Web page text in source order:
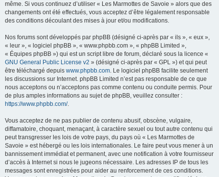
même. Si vous continuez d’utiliser « Les Marmottes de Savoie » alors que des
changements ont été effectués, vous acceptez d’être légalement responsable
des conditions découlant des mises à jour et/ou modifications.
Nos forums sont développés par phpBB (désigné ci-après par « ils », « eux »,
« leur », « logiciel phpBB », « www.phpbb.com », « phpBB Limited »,
« Équipes phpBB ») qui est un script libre de forum, déclaré sous la licence «
GNU General Public License v2 » (désigné ci-après par « GPL ») et qui peut
être téléchargé depuis www.phpbb.com. Le logiciel phpBB facilite seulement
les discussions sur Internet. phpBB Limited n’est pas responsable de ce que
nous acceptons ou n’acceptons pas comme contenu ou conduite permis. Pour
de plus amples informations au sujet de phpBB, veuillez consulter :
https://www.phpbb.com/.
Vous acceptez de ne pas publier de contenu abusif, obscène, vulgaire,
diffamatoire, choquant, menaçant, à caractère sexuel ou tout autre contenu qui
peut transgresser les lois de votre pays, du pays où « Les Marmottes de
Savoie » est hébergé ou les lois internationales. Le faire peut vous mener à un
bannissement immédiat et permanent, avec une notification à votre fournisseur
d’accès à Internet si nous le jugeons nécessaire. Les adresses IP de tous les
messages sont enregistrées pour aider au renforcement de ces conditions.